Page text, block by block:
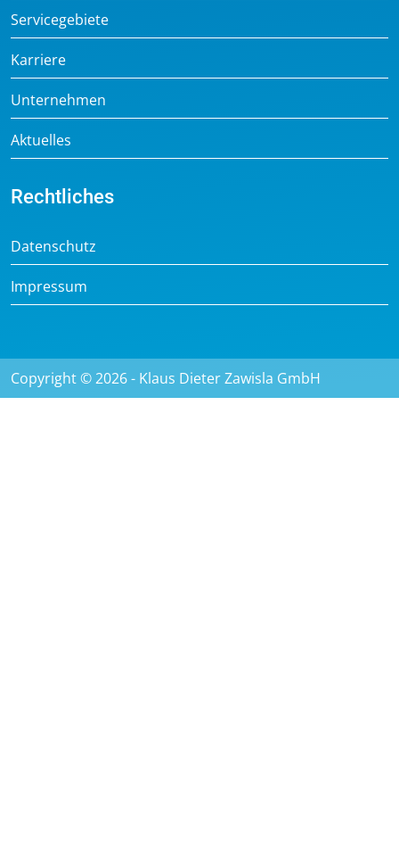
Servicegebiete
Karriere
Unternehmen
Aktuelles
Rechtliches
Datenschutz
Impressum
Copyright © 2026 - Klaus Dieter Zawisla GmbH